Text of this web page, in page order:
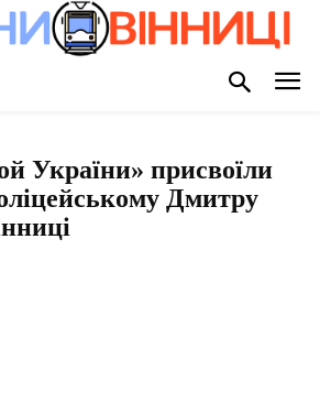
України» присвоїли
Дмитру